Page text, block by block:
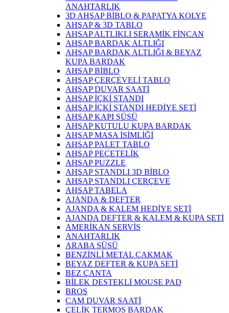
ANAHTARLIK
3D AHŞAP BİBLO & PAPATYA KOLYE
AHŞAP & 3D TABLO
AHŞAP ALTLIKLI SERAMİK FİNCAN
AHŞAP BARDAK ALTLIĞI
AHŞAP BARDAK ALTLIĞI & BEYAZ
KUPA BARDAK
AHŞAP BİBLO
AHŞAP ÇERÇEVELİ TABLO
AHŞAP DUVAR SAATİ
AHŞAP İÇKİ STANDI
AHŞAP İÇKİ STANDI HEDİYE SETİ
AHŞAP KAPI SÜSÜ
AHŞAP KUTULU KUPA BARDAK
AHŞAP MASA İSİMLİĞİ
AHŞAP PALET TABLO
AHŞAP PEÇETELİK
AHŞAP PUZZLE
AHŞAP STANDLI 3D BİBLO
AHŞAP STANDLI ÇERÇEVE
AHŞAP TABELA
AJANDA & DEFTER
AJANDA & KALEM HEDİYE SETİ
AJANDA DEFTER & KALEM & KUPA SETİ
AMERİKAN SERVİS
ANAHTARLIK
ARABA SÜSÜ
BENZİNLİ METAL ÇAKMAK
BEYAZ DEFTER & KUPA SETİ
BEZ ÇANTA
BİLEK DESTEKLİ MOUSE PAD
BROŞ
CAM DUVAR SAATİ
ÇELİK TERMOS BARDAK